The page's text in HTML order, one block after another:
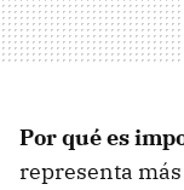
Por qué es
representa